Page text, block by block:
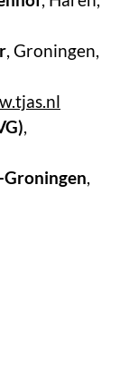
, Groningen,
,
,